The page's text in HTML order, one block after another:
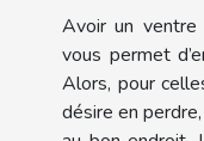
Avoir un ventre
vous permet
Alors, pour
désire en